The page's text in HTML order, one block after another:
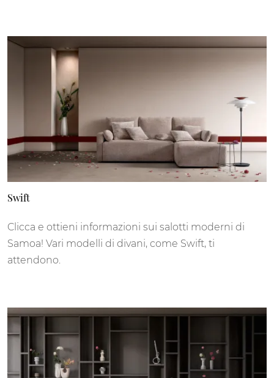
Swift
Clicca e ottieni informazioni sui salotti moderni di
Samoa! Vari modelli di divani, come Swift, ti
attendono.